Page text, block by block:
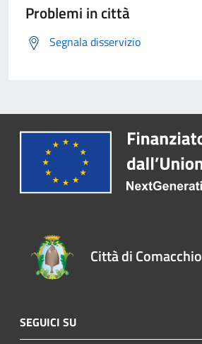
Problemi in città
Segnala disservizio
Città di Comacchio
SEGUICI SU